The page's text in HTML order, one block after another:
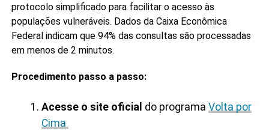
protocolo simplificado para facilitar o acesso às
populações vulneráveis. Dados da Caixa Econômica
Federal indicam que 94% das consultas são processadas
em menos de 2 minutos.
Procedimento passo a passo:
Acesse o site oficial do programa Volta por
Cima